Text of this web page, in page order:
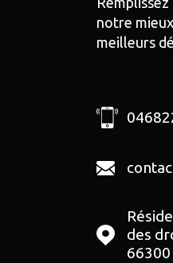
notre
meilleurs
des
66300